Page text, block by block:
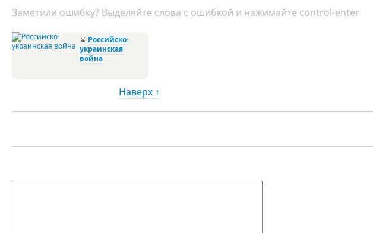
Заметили ошибку? Выделяйте слова с ошибкой и нажимайте control-enter
⚔ Российско-
украинская
война
Наверх ↑